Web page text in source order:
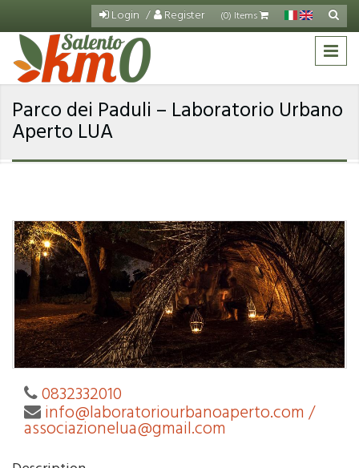
Skip to main content Login Register (0) Items Search
Parco dei Paduli – Laboratorio Urbano
Aperto LUA
0832332010
info@laboratoriourbanoaperto.com /
associazionelua@gmail.com